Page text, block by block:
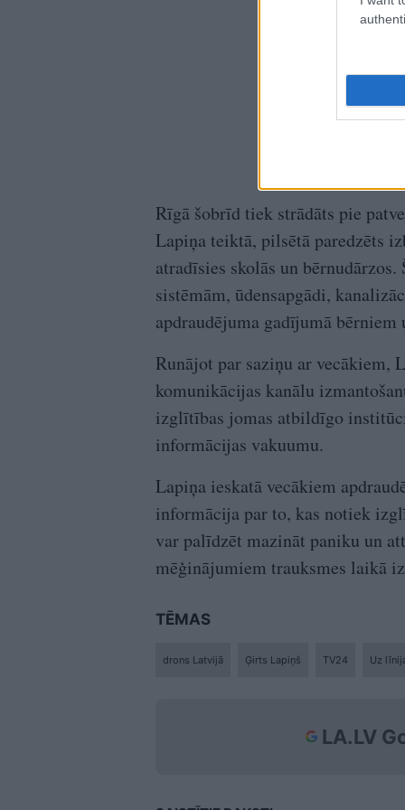
Rīgā šobrīd tiek strādāts pie
Lapiņa teiktā, pilsētā paredzēts
atradīsies skolās un
sistēmām, ūdensapgādi,
apdraudējuma gadījumā
Runājot par saziņu ar vecākiem,
komunikācijas kanālu
izglītības jomas atbildīgo
informācijas vakuumu.
Lapiņa ieskatā vecākiem
informācija par to, kas notiek
var palīdzēt mazināt paniku un
mēģinājumiem trauksmes laikā
TĒMAS
drons Latvijā Ģirts Lapiņš TV24 Uz
LA.LV